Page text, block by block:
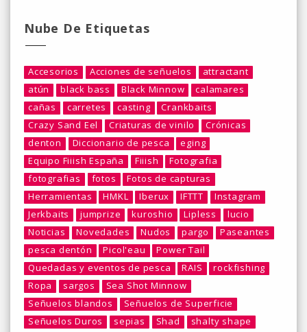
Nube De Etiquetas
Accesorios Acciones de señuelos
attractant
atún
black bass Black Minnow
calamares
cañas
carretes casting
Crankbaits
Crazy Sand Eel
Criaturas de vinilo
Crónicas
denton
Diccionario de pesca
eging
Equipo Fiiish España
Fiiish
Fotografia
fotografias
fotos
Fotos de capturas
Herramientas
HMKL Iberux IFTTT
Instagram
Jerkbaits
jumprize kuroshio Lipless
lucio
Noticias
Novedades Nudos pargo
Paseantes
pesca dentón
Picol'eau
Power Tail
Quedadas y eventos de pesca
RAIS
rockfishing
Ropa
sargos
Sea Shot Minnow
Señuelos blandos
Señuelos de Superficie
Señuelos Duros
sepias Shad
shalty shape